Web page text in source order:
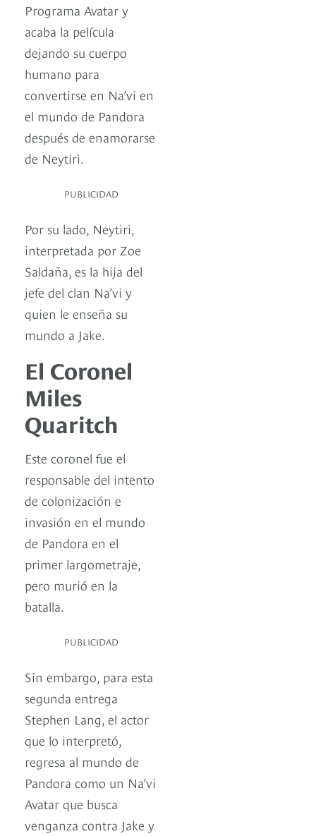
Programa Avatar y
acaba la película
dejando su cuerpo
humano para
convertirse en Na’vi en
el mundo de Pandora
después de enamorarse
de Neytiri.
PUBLICIDAD
Por su lado, Neytiri,
interpretada por Zoe
Saldaña, es la hija del
jefe del clan Na’vi y
quien le enseña su
mundo a Jake.
El Coronel
Miles
Quaritch
Este coronel fue el
responsable del intento
de colonización e
invasión en el mundo
de Pandora en el
primer largometraje,
pero murió en la
batalla.
PUBLICIDAD
Sin embargo, para esta
segunda entrega
Stephen Lang, el actor
que lo interpretó,
regresa al mundo de
Pandora como un Na’vi
Avatar que busca
venganza contra Jake y